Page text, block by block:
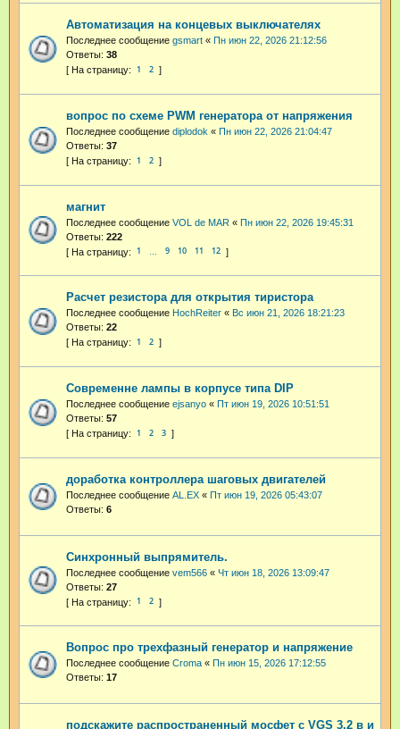
Автоматизация на концевых выключателях
Последнее сообщение gsmart « Пн июн 22, 2026 21:12:56
Ответы: 38
1 2
вопрос по схеме PWM генератора от напряжения
Последнее сообщение diplodok « Пн июн 22, 2026 21:04:47
Ответы: 37
1 2
магнит
Последнее сообщение VOL de MAR « Пн июн 22, 2026 19:45:31
Ответы: 222
1 9 10 11 12
Расчет резистора для открытия тиристора
Последнее сообщение HochReiter « Вс июн 21, 2026 18:21:23
Ответы: 22
1 2
Современне лампы в корпусе типа DIP
Последнее сообщение ejsanyo « Пт июн 19, 2026 10:51:51
Ответы: 57
1 2 3
доработка контроллера шаговых двигателей
Последнее сообщение AL.EX « Пт июн 19, 2026 05:43:07
Ответы: 6
Синхронный выпрямитель.
Последнее сообщение vem566 « Чт июн 18, 2026 13:09:47
Ответы: 27
1 2
Вопрос про трехфазный генератор и напряжение
Последнее сообщение Croma « Пн июн 15, 2026 17:12:55
Ответы: 17
подскажите распространенный мосфет с VGS 3.2 в и